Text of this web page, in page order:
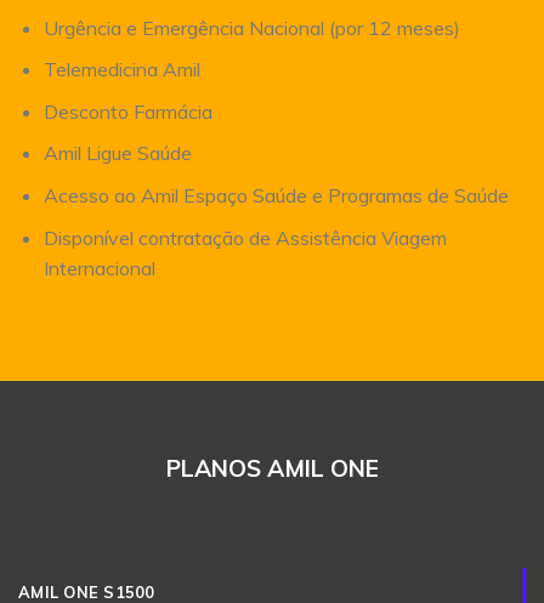
Urgência e Emergência Nacional (por 12 meses)
Telemedicina Amil
Desconto Farmácia
Amil Ligue Saúde
Acesso ao Amil Espaço Saúde e Programas de Saúde
Disponível contratação de Assistência Viagem
Internacional
PLANOS AMIL ONE
AMIL ONE S1500